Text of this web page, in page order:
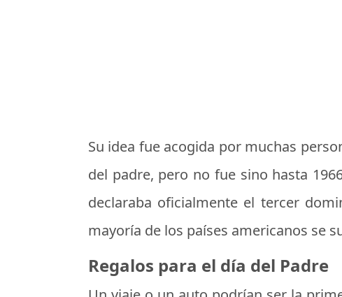
Su idea fue acogida por muchas
del padre, pero no fue sino hasta
declaraba oficialmente el tercer
mayoría de los países americanos se
Regalos para el día del Padre